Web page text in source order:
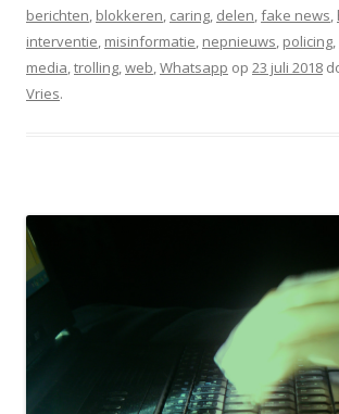
berichten, blokkeren, caring, delen,fake news,
interventie, misinformatie, nepnieuws, policing,
media,trolling,web,Whatsapp op 23 juli 2018
Vries.